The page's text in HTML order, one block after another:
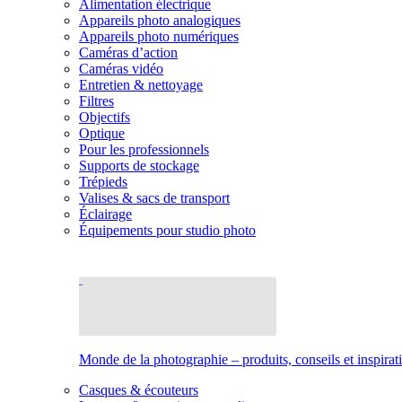
Alimentation électrique
Appareils photo analogiques
Appareils photo numériques
Caméras d’action
Caméras vidéo
Entretien & nettoyage
Filtres
Objectifs
Optique
Pour les professionnels
Supports de stockage
Trépieds
Valises & sacs de transport
Éclairage
Équipements pour studio photo
Monde de la photographie – produits, conseils et
Casques & écouteurs